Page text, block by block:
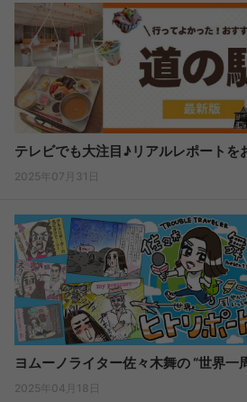
テレビでも大注目♪リアルレポートを
2025年07月31日
ヨムーノライター佐々木舞の “世界一
2025年04月18日